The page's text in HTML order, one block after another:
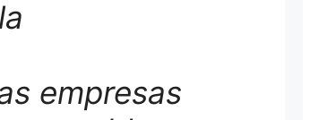
empresas